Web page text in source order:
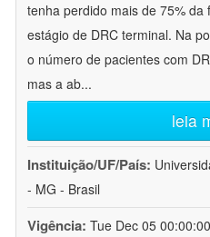
tenha perdido mais de 75% da
estágio de DRC terminal. Na
o número de pacientes com
mas a ab...
leia
Instituição/UF/País:
- MG - Brasil
Vigência: Tue Dec 05